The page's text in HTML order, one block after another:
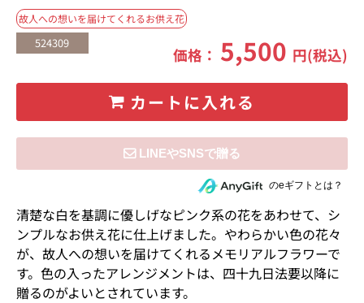
故人への想いを届けてくれるお供え花
524309
価格： 5,500 円(税込)
カートに入れる
住所を知らない相手にeギフトで贈るのeギフトとは？
清楚な白を基調に優しげなピンク系の花をあわせて、シ
ンプルなお供え花に仕上げました。やわらかい色の花々
が、故人への想いを届けてくれるメモリアルフラワーで
す。色の入ったアレンジメントは、四十九日法要以降に
贈るのがよいとされています。